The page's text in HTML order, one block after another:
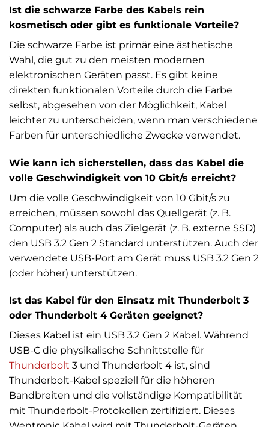
Ist die schwarze Farbe des Kabels rein
kosmetisch oder gibt es funktionale Vorteile?
Die schwarze Farbe ist primär eine ästhetische
Wahl, die gut zu den meisten modernen
elektronischen Geräten passt. Es gibt keine
direkten funktionalen Vorteile durch die Farbe
selbst, abgesehen von der Möglichkeit, Kabel
leichter zu unterscheiden, wenn man verschiedene
Farben für unterschiedliche Zwecke verwendet.
Wie kann ich sicherstellen, dass das Kabel die
volle Geschwindigkeit von 10 Gbit/s erreicht?
Um die volle Geschwindigkeit von 10 Gbit/s zu
erreichen, müssen sowohl das Quellgerät (z. B.
Computer) als auch das Zielgerät (z. B. externe SSD)
den USB 3.2 Gen 2 Standard unterstützen. Auch der
verwendete USB-Port am Gerät muss USB 3.2 Gen 2
(oder höher) unterstützen.
Ist das Kabel für den Einsatz mit Thunderbolt 3
oder Thunderbolt 4 Geräten geeignet?
Dieses Kabel ist ein USB 3.2 Gen 2 Kabel. Während
USB-C die physikalische Schnittstelle für
Thunderbolt 3 und Thunderbolt 4 ist, sind
Thunderbolt-Kabel speziell für die höheren
Bandbreiten und die vollständige Kompatibilität
mit Thunderbolt-Protokollen zertifiziert. Dieses